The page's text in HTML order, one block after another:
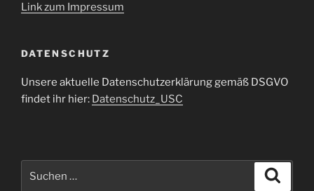
Link zum Impressum
DATENSCHUTZ
Unsere aktuelle Datenschutzerklärung gemäß DSGVO
findet ihr hier: Datenschutz_USC